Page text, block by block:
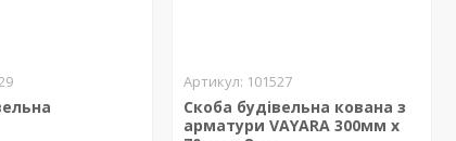
101527
Скоба будівельна кована з
арматури VAYARA 300мм х